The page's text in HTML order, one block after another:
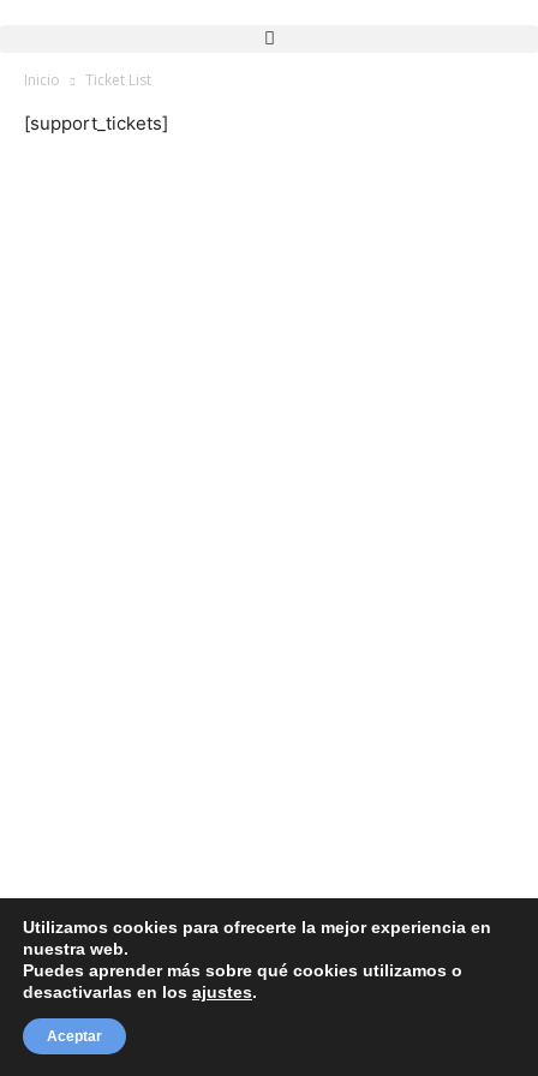
Inicio Ticket List
[support_tickets]
Utilizamos cookies para ofrecerte la mejor experiencia en
nuestra web.
Puedes aprender más sobre qué cookies utilizamos o
desactivarlas en los ajustes.
Aceptar